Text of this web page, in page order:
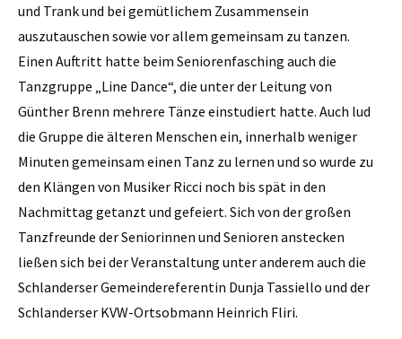
und Trank und bei gemütlichem Zusammensein
auszutauschen sowie vor allem gemeinsam zu tanzen.
Einen Auftritt hatte beim Seniorenfasching auch die
Tanzgruppe „Line Dance“, die unter der Leitung von
Günther Brenn mehrere Tänze einstudiert hatte. Auch lud
die Gruppe die älteren Menschen ein, innerhalb weniger
Minuten gemeinsam einen Tanz zu lernen und so wurde zu
den Klängen von Musiker Ricci noch bis spät in den
Nachmittag getanzt und gefeiert. Sich von der großen
Tanzfreunde der Seniorinnen und Senioren anstecken
ließen sich bei der Veranstaltung unter anderem auch die
Schlanderser Gemeindereferentin Dunja Tassiello und der
Schlanderser KVW-Ortsobmann Heinrich Fliri.